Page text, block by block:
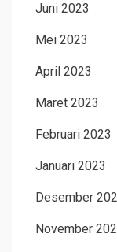
Juni 2023
Mei 2023
April 2023
Maret 2023
Februari 2023
Januari 2023
Desember
November